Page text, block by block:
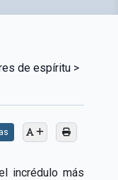
de espíritu >
incrédulo más